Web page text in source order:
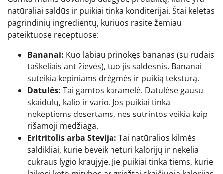
natūraliai saldūs ir puikiai tinka konditerijai. Štai keletas
pagrindinių ingredientų, kuriuos rasite žemiau
pateiktuose receptuose:
Bananai: Kuo labiau prinokęs bananas (su rudais
taškeliais ant žievės), tuo jis saldesnis. Bananai
suteikia kepiniams drėgmės ir puikią tekstūrą.
Datulės: Tai gamtos karamelė. Datulėse gausu
skaidulų, kalio ir vario. Jos puikiai tinka
nekeptiems desertams, nes sutrintos veikia kaip
rišamoji medžiaga.
Eritritolis arba Stevija: Tai natūralios kilmės
saldikliai, kurie beveik neturi kalorijų ir nekelia
cukraus lygio kraujyje. Jie puikiai tinka tiems, kurie